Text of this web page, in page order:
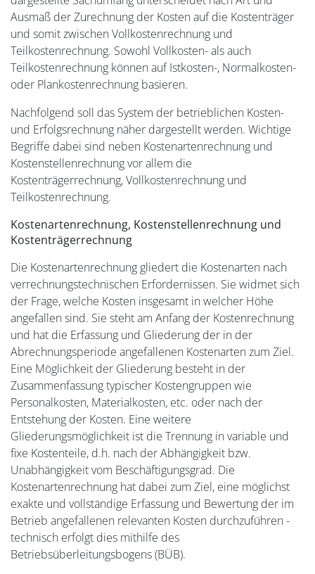
Ausmaß der Zurechnung der Kosten auf die Kostenträger
und somit zwischen Vollkostenrechnung und
Teilkostenrechnung. Sowohl Vollkosten- als auch
Teilkostenrechnung können auf Istkosten-, Normalkosten-
oder Plankostenrechnung basieren.
Nachfolgend soll das System der betrieblichen Kosten-
und Erfolgsrechnung näher dargestellt werden. Wichtige
Begriffe dabei sind neben Kostenartenrechnung und
Kostenstellenrechnung vor allem die
Kostenträgerrechnung, Vollkostenrechnung und
Teilkostenrechnung.
Kostenartenrechnung, Kostenstellenrechnung und
Kostenträgerrechnung
Die Kostenartenrechnung gliedert die Kostenarten nach
verrechnungstechnischen Erfordernissen. Sie widmet sich
der Frage, welche Kosten insgesamt in welcher Höhe
angefallen sind. Sie steht am Anfang der Kostenrechnung
und hat die Erfassung und Gliederung der in der
Abrechnungsperiode angefallenen Kostenarten zum Ziel.
Eine Möglichkeit der Gliederung besteht in der
Zusammenfassung typischer Kostengruppen wie
Personalkosten, Materialkosten, etc. oder nach der
Entstehung der Kosten. Eine weitere
Gliederungsmöglichkeit ist die Trennung in variable und
fixe Kostenteile, d.h. nach der Abhängigkeit bzw.
Unabhängigkeit vom Beschäftigungsgrad. Die
Kostenartenrechnung hat dabei zum Ziel, eine möglichst
exakte und vollständige Erfassung und Bewertung der im
Betrieb angefallenen relevanten Kosten durchzuführen -
technisch erfolgt dies mithilfe des
Betriebsüberleitungsbogens (BÜB).